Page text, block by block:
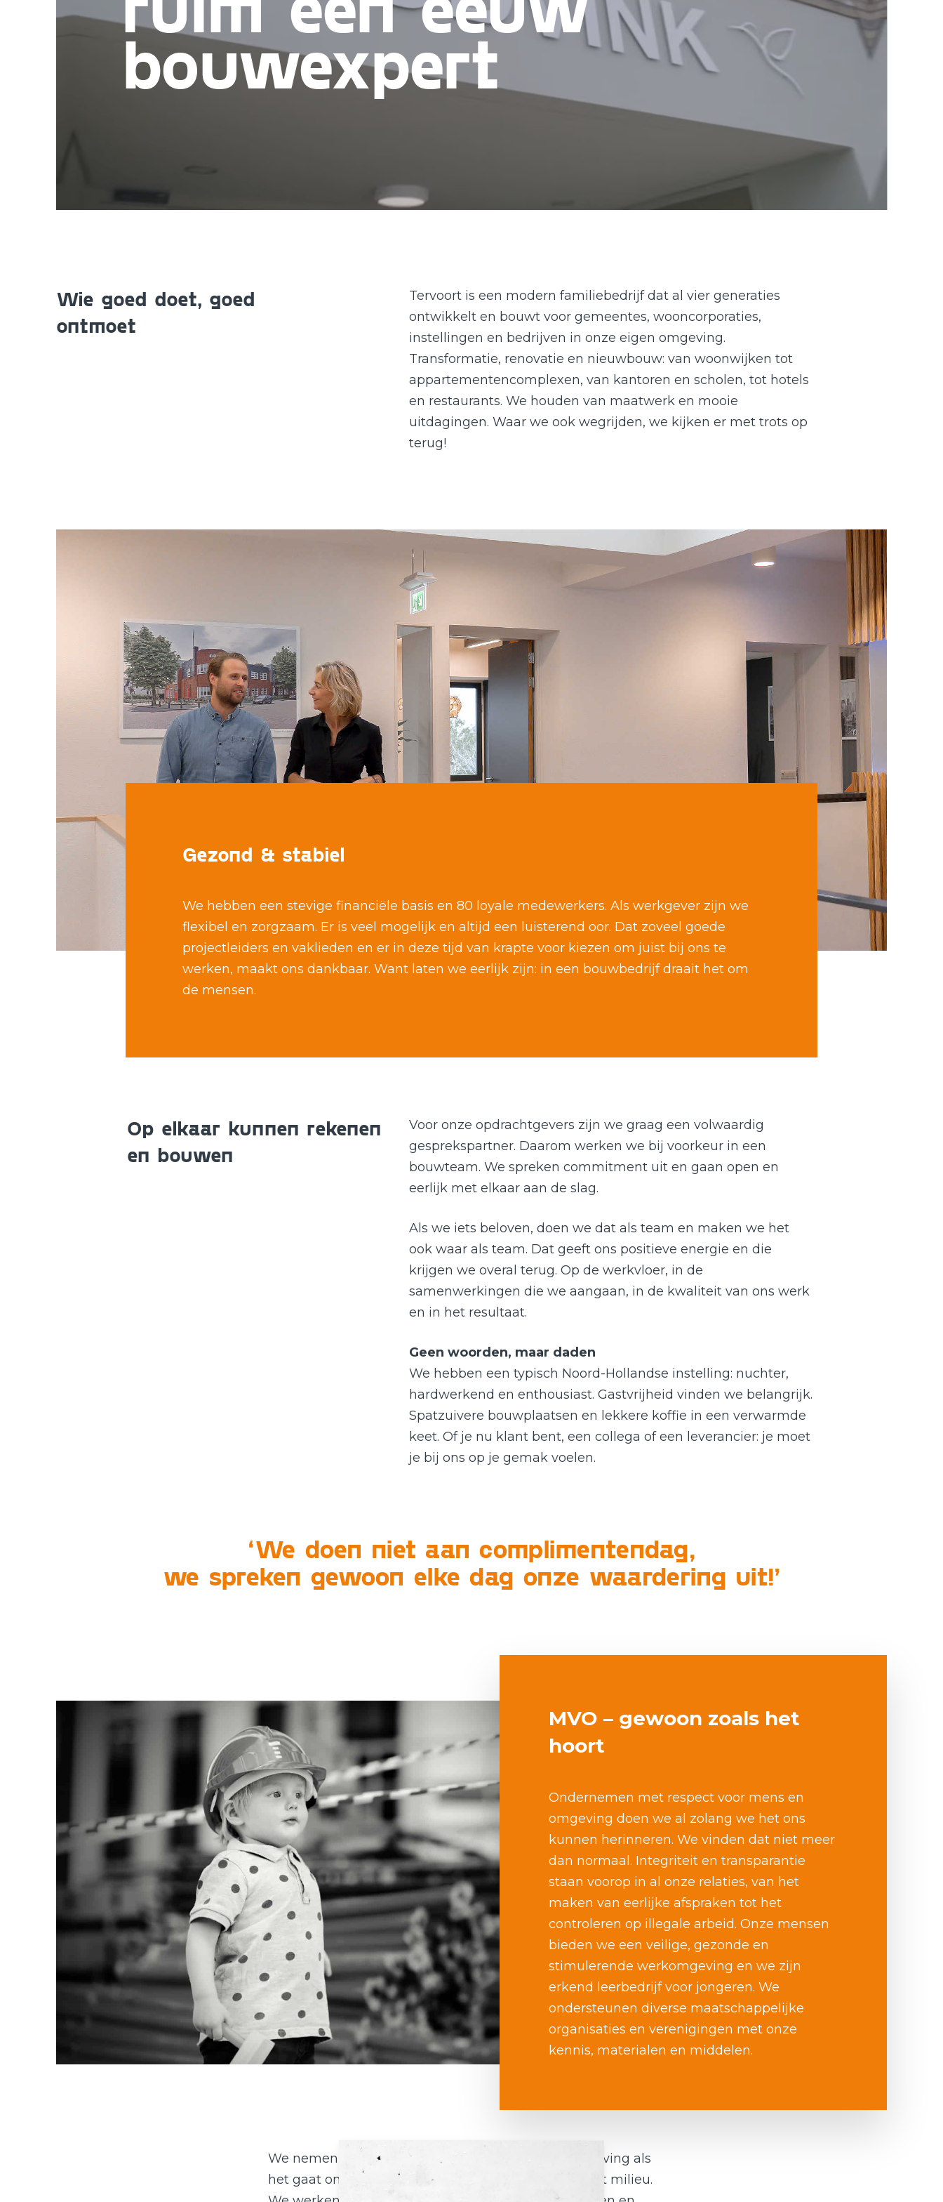
bouw­­expert
Wie goed doet, goed
ontmoet
Tervoort is een modern familiebedrijf dat al vier generaties
ontwikkelt en bouwt voor gemeentes, wooncorporaties,
instellingen en bedrijven in onze eigen omgeving.
Transformatie, renovatie en nieuwbouw: van woonwijken tot
appartementencomplexen, van kantoren en scholen, tot hotels
en restaurants. We houden van maatwerk en mooie
uitdagingen. Waar we ook wegrijden, we kijken er met trots op
terug!
Gezond & stabiel
We hebben een stevige financiële basis en 80 loyale medewerkers. Als werkgever zijn we
flexibel en zorgzaam. Er is veel mogelijk en altijd een luisterend oor. Dat zoveel goede
projectleiders en vaklieden en er in deze tijd van krapte voor kiezen om juist bij ons te
werken, maakt ons dankbaar. Want laten we eerlijk zijn: in een bouwbedrijf draait het om
de mensen.
Op elkaar kunnen rekenen
en bouwen
Voor onze opdrachtgevers zijn we graag een volwaardig
gesprekspartner. Daarom werken we bij voorkeur in een
bouwteam. We spreken commitment uit en gaan open en
eerlijk met elkaar aan de slag.
Als we iets beloven, doen we dat als team en maken we het
ook waar als team. Dat geeft ons positieve energie en die
krijgen we overal terug. Op de werkvloer, in de
samenwerkingen die we aangaan, in de kwaliteit van ons werk
en in het resultaat.
Geen woorden, maar daden
We hebben een typisch Noord-Hollandse instelling: nuchter,
hardwerkend en enthousiast. Gastvrijheid vinden we belangrijk.
Spatzuivere bouwplaatsen en lekkere koffie in een verwarmde
keet. Of je nu klant bent, een collega of een leverancier: je moet
je bij ons op je gemak voelen.
‘We doen niet aan complimenten­dag,
we spreken gewoon elke dag onze waardering uit!’
MVO – gewoon zoals het
hoort
Ondernemen met respect voor mens en
omgeving doen we al zolang we het ons
kunnen herinneren. We vinden dat niet meer
dan normaal. Integriteit en transparantie
staan voorop in al onze relaties, van het
maken van eerlijke afspraken tot het
controleren op illegale arbeid. Onze mensen
bieden we een veilige, gezonde en
stimulerende werkomgeving en we zijn
erkend leerbedrijf voor jongeren. We
ondersteunen diverse maatschappelijke
organisaties en verenigingen met onze
kennis, materialen en middelen.
We nemen onze verantwoordelijkheid naar de omgeving als
het gaat om overlast, communicatie en natuurlijk het milieu.